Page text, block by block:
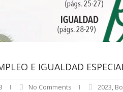
E IGUALDAD
No Comments 2023,